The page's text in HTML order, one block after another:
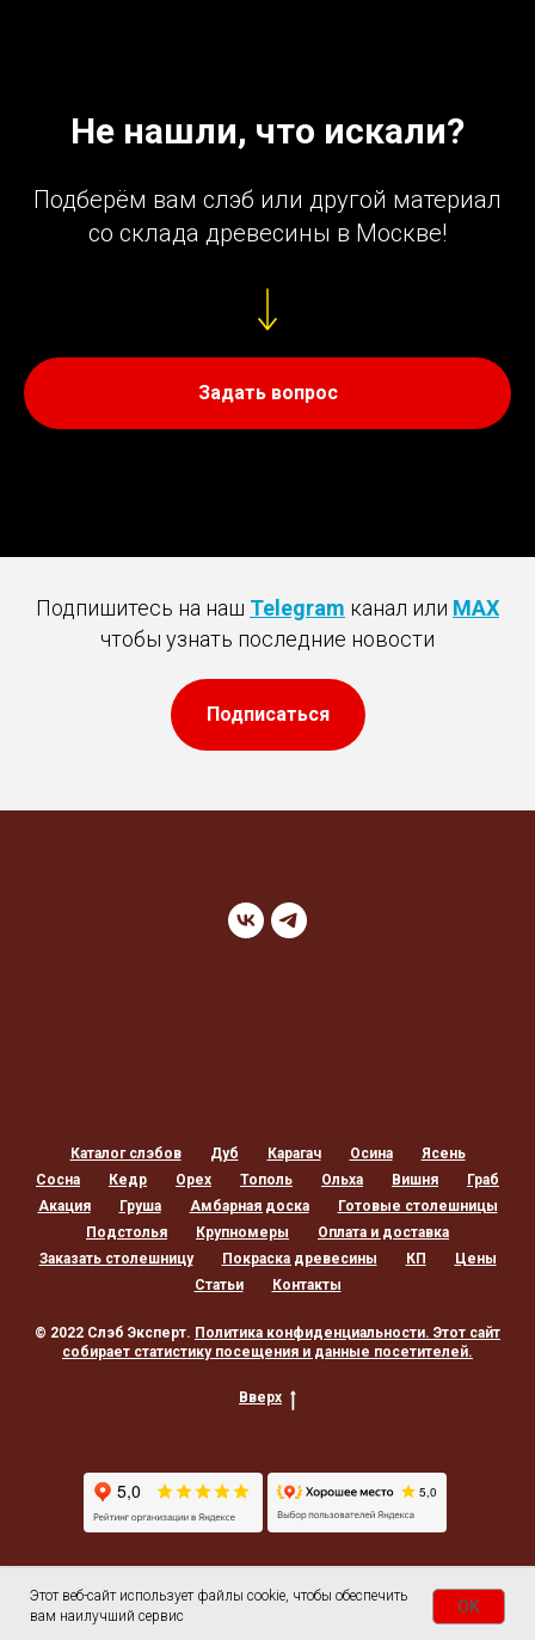
ГЛАВНАЯ СТОЛЫ
Не нашли, что искали?
Подберём вам слэб или другой материал
со склада древесины в Москве!
Задать вопрос
Подпишитесь на наш Telegram канал или MAX
чтобы узнать последние новости
Подписаться
Каталог слэбов Дуб Карагач Осина
Ясень
Сосна
Кедр Орех Тополь Ольха Вишня
Граб
Акация
Груша Амбарная доска
Готовые столешницы
Подстолья
Крупномеры
Оплата и доставка
Заказать столешницу
Покраска древесины КП
Цены
Статьи
Контакты
© 2022 Слэб Эксперт. Политика конфиденциальности. Этот сайт
собирает статистику посещения и данные посетителей.
Вверх
Этот веб-сайт использует файлы cookie, чтобы обеспечить
вам наилучший сервис
OK